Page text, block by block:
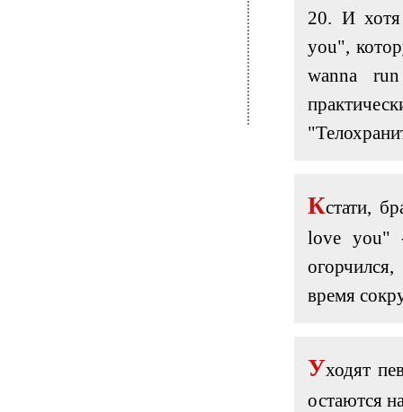
20. И
you",
wanna
Кстати,
love you"
время
Уходят
остаются